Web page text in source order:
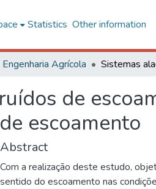
Statistics Other information
Engenharia Agrícola
de
escoamento
Abstract
Com a realização deste estudo,
sentido do escoamento nas